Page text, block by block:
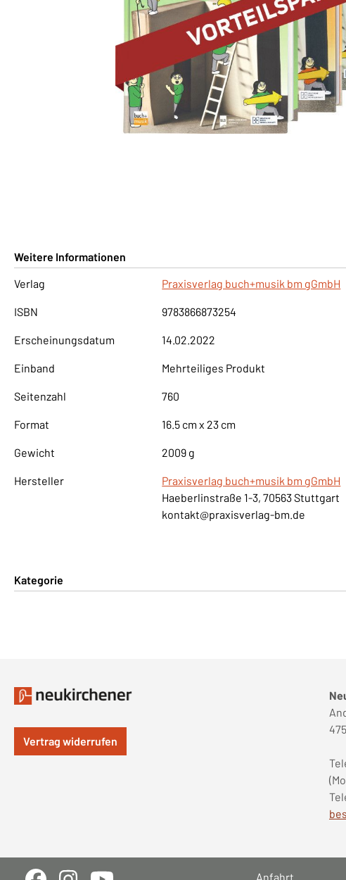
Weitere Informationen
Verlag
Praxisverlag buch+musik bm gGmbH
ISBN 9783866873254
Erscheinungsdatum 14.02.2022
Einband Mehrteiliges Produkt
Seitenzahl 760
Format 16.5 cm x 23 cm
Gewicht 2009 g
Hersteller
Praxisverlag buch+musik bm gGmbH
Haeberlinstraße 1-3, 70563 Stuttgart
kontakt@praxisverlag-bm.de
Kategorie
Vertrag widerrufen
Anfahrt